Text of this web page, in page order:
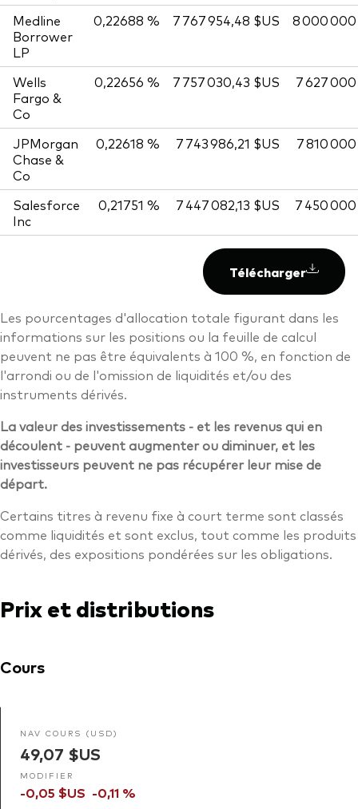
Medline
Borrower
LP
0,22688 % 7 767 954,48 $US 8 000 000
Wells
Fargo &
Co
0,22656 % 7 757 030,43 $US 7 627 000
JPMorgan
Chase &
Co
0,22618 % 7 743 986,21 $US 7 810 000
Salesforce
Inc
0,21751 % 7 447 082,13 $US 7 450 000
Télécharger
Les pourcentages d'allocation totale figurant dans les
informations sur les positions ou la feuille de calcul
peuvent ne pas être équivalents à 100 %, en fonction de
l'arrondi ou de l'omission de liquidités et/ou des
instruments dérivés.
La valeur des investissements - et les revenus qui en
découlent - peuvent augmenter ou diminuer, et les
investisseurs peuvent ne pas récupérer leur mise de
départ.
Certains titres à revenu fixe à court terme sont classés
comme liquidités et sont exclus, tout comme les produits
dérivés, des expositions pondérées sur les obligations.
Prix et distributions
Cours
NAV COURS (USD)
49,07 $US
MODIFIER
-0,05 $US -0,11 %